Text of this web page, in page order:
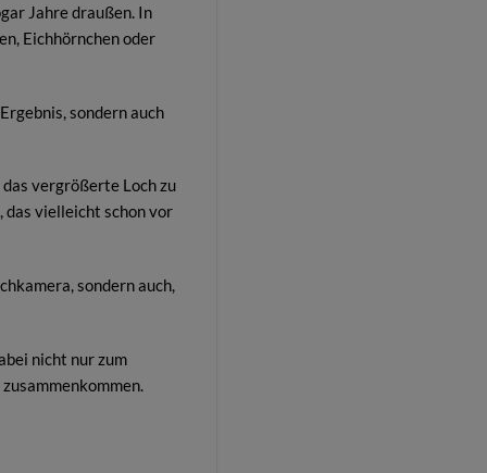
Jahre draußen. In
Eichhörnchen oder
sondern auch
vergrößerte Loch zu
das vielleicht schon vor
sondern auch,
nicht nur zum